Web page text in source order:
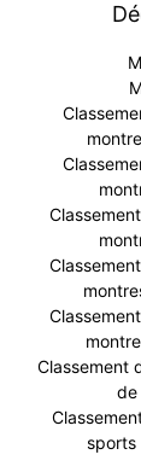
Classement
de
sports